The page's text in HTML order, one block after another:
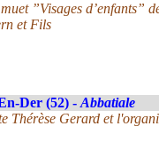
”Visages d’enfants”
et Fils
Der (52) - Abbatiale
Thérèse Gerard et